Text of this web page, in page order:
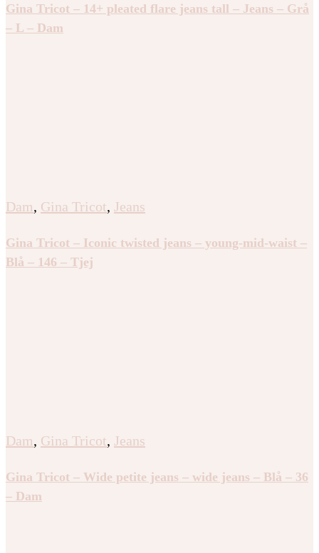
Gina Tricot – 14+ pleated flare jeans tall – Jeans – Grå
– L – Dam
Dam, Gina Tricot, Jeans
Gina Tricot – Iconic twisted jeans – young-mid-waist –
Blå – 146 – Tjej
Dam, Gina Tricot, Jeans
Gina Tricot – Wide petite jeans – wide jeans – Blå – 36
– Dam